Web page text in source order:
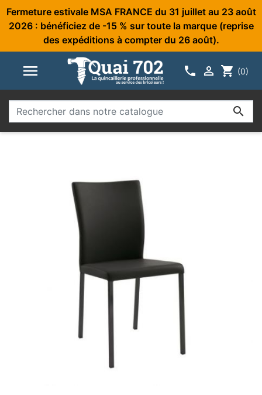
Fermeture estivale MSA FRANCE du 31 juillet au 23 août
2026 : bénéficiez de -15 % sur toute la marque (reprise
des expéditions à compter du 26 août).
   shopping_cart (0)
